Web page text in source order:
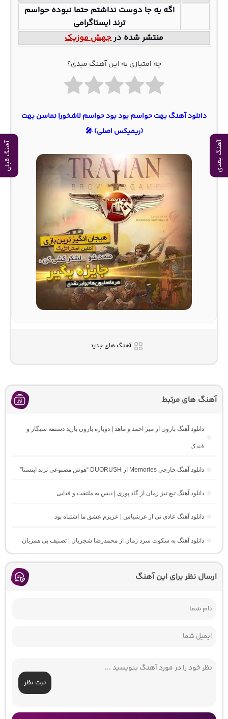
آهنگ بعدی آهنگ قبلی
اگه یه جا دوست نداشتم حتما نبوده حواسم
ترند ایستاگرامی
منتشر شده درجهش موزیک
چه امتیازی به این آهنگ میدی؟
دانلود آهنگ بهت حواسم بود بود حواسم لاشخورا نماسن بهت
(ریمیکس اصلی) 🎤
آهنگ های جدید
آهنگ های مرتبط
دانلود آهنگ بارون از میر احمد و ماهد | دوباره بارون بارید دستمه سیگار و
فندک
دانلود آهنگ خارجی Memories از DUORUSH “هوش مصنوعی ترند اینستا”
دانلود آهنگ تیغ تیز زمان از گاد پوری | دیس به ملتفت و فدایی
دانلود آهنگ عادی نی از عرشیاس | عزیزم عشق ما اشتباه بود
دانلود آهنگ به سکوت سرد زمان از محمدرضا شجریان | تصنیف بی همزبان
ارسال نظر برای این آهنگ
ثبت نظر